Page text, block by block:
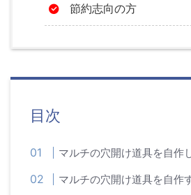
節約志向の方
目次
マルチの穴開け道具を自作
マルチの穴開け道具を自作